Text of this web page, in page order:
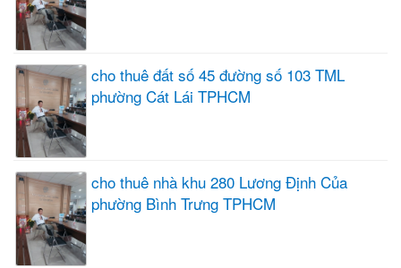
cho thuê đất số 45 đường số 103 TML
phường Cát Lái TPHCM
cho thuê nhà khu 280 Lương Định Của
phường Bình Trưng TPHCM